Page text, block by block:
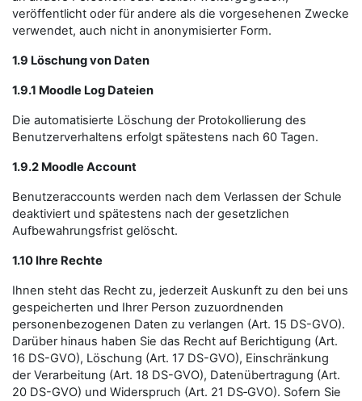
veröffentlicht oder für andere als die vorgesehenen Zwecke
verwendet, auch nicht in anonymisierter Form.
1.9 Löschung von Daten
1.9.1 Moodle Log Dateien
Die automatisierte Löschung der Protokollierung des
Benutzerverhaltens erfolgt spätestens nach 60 Tagen.
1.9.2 Moodle Account
Benutzeraccounts werden nach dem Verlassen der Schule
deaktiviert und spätestens nach der gesetzlichen
Aufbewahrungsfrist gelöscht.
1.10 Ihre Rechte
Ihnen steht das Recht zu, jederzeit Auskunft zu den bei uns
gespeicherten und Ihrer Person zuzuordnenden
personenbezogenen Daten zu verlangen (Art. 15 DS-GVO).
Darüber hinaus haben Sie das Recht auf Berichtigung (Art.
16 DS-GVO), Löschung (Art. 17 DS-GVO), Einschränkung
der Verarbeitung (Art. 18 DS-GVO), Datenübertragung (Art.
20 DS-GVO) und Widerspruch (Art. 21 DS‑GVO). Sofern Sie